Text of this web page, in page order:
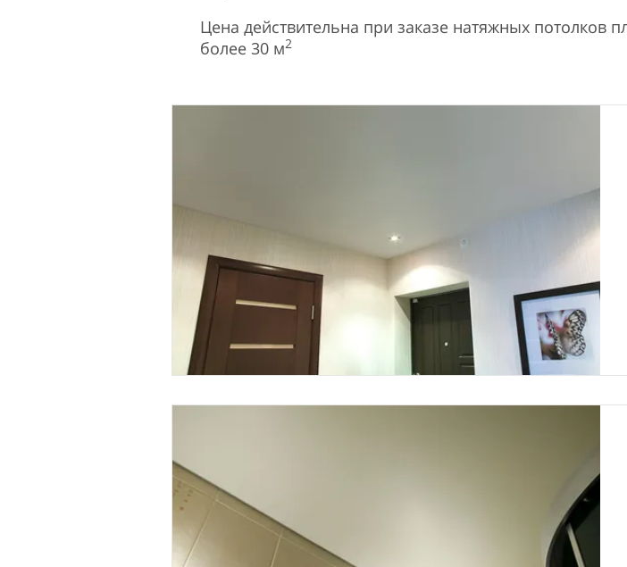
Цена действительна при заказе натяжных потолков
более 30 м2